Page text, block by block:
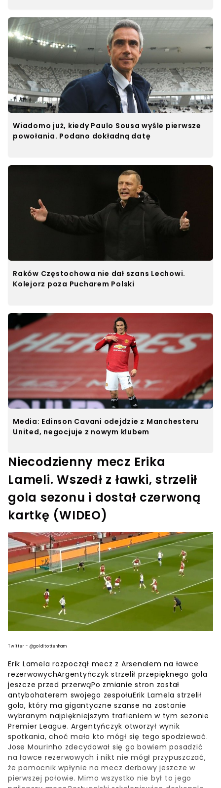
Wiadomo już, kiedy Paulo Sousa wyśle pierwsze
powołania. Podano dokładną datę
Raków Częstochowa nie dał szans Lechowi.
Kolejorz poza Pucharem Polski
Media: Edinson Cavani odejdzie z Manchesteru
United, negocjuje z nowym klubem
Niecodzienny mecz Erika
Lameli. Wszedł z ławki, strzelił
gola sezonu i dostał czerwoną
kartkę (WIDEO)
Twitter - @golditottenham
Erik Lamela rozpoczął mecz z Arsenalem na ławce
rezerwowychArgentyńczyk strzelił przepięknego gola
jeszcze przed przerwąPo zmianie stron został
antybohaterem swojego zespołuErik Lamela strzelił
gola, który ma gigantyczne szanse na zostanie
wybranym najpiękniejszym trafieniem w tym sezonie
Premier League. Argentyńczyk otworzył wynik
spotkania, choć mało kto mógł się tego spodziewać.
Jose Mourinho zdecydował się go bowiem posadzić
na ławce rezerwowych i nikt nie mógł przypuszczać,
że pomocnik wpłynie na mecz derbowy jeszcze w
pierwszej połowie. Mimo wszystko nie był to jego